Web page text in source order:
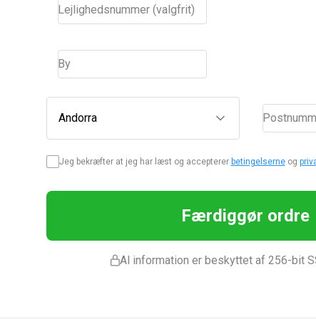
Lejlighedsnummer (valgfrit)
By
Andorra
Jeg bekræfter at jeg har læst og accepterer betingelserneog
Færdiggør ordre
Al information er beskyttet af 256-bit